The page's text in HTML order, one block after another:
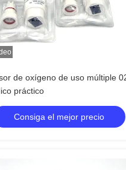
de oxígeno de uso múltiple
práctico
Consiga el mejor precio